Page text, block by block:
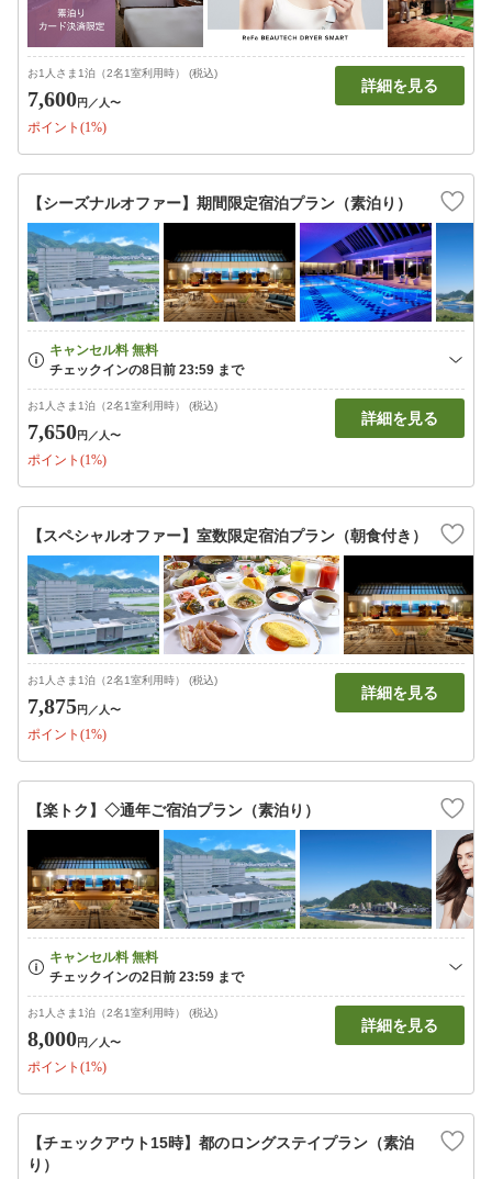
お1人さま1泊（2名1室利用時） (税込)
7,600円 ／人〜
ポイント(1%)
詳細を見る
【シーズナルオファー】期間限定宿泊プラン（素泊り）
お1人さま1泊（2名1室利用時） (税込)
7,650円 ／人〜
ポイント(1%)
詳細を見る
【スペシャルオファー】室数限定宿泊プラン（朝食付き）
お1人さま1泊（2名1室利用時） (税込)
7,875円 ／人〜
ポイント(1%)
詳細を見る
【楽トク】◇通年ご宿泊プラン（素泊り）
お1人さま1泊（2名1室利用時） (税込)
8,000円 ／人〜
ポイント(1%)
詳細を見る
【チェックアウト15時】都のロングステイプラン（素泊
り）